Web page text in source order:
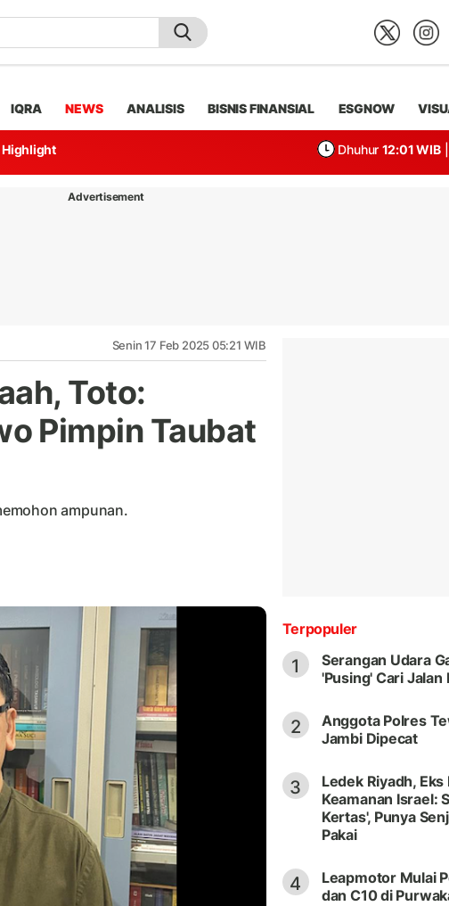
IQRA NEWS ANALISIS BISNIS FINANSIAL ESGNOW
Highlight Dhuhur 12:01 WIB
Advertisement
Senin 17 Feb 2025 05:21 WIB
Toto:
Pimpin Taubat
ampunan.
Terpopuler
1
Serangan Udara
'Pusing' Cari Jalan
2
Anggota Polres
Jambi Dipecat
3
Ledek Riyadh,
Keamanan Israel:
Kertas', Punya
Pakai
4
Leapmotor Mulai
dan C10 di